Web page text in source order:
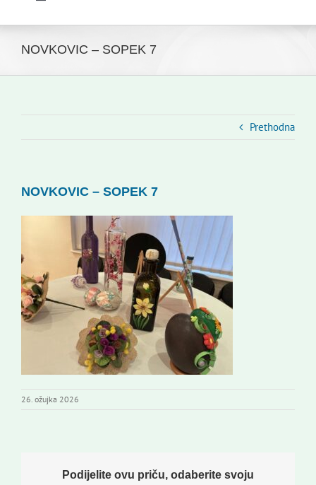
Toggle
Početna
Novosti
Slovenski dom Zagreb
NOVKOVIC – SOPEK 7
Prethodna
NOVKOVIC – SOPEK 7
26. ožujka 2026
Podijelite ovu priču, odaberite svoju